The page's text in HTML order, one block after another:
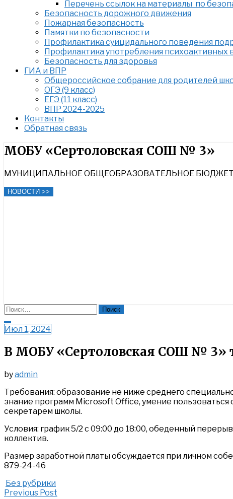
Перечень ссылок на материалы по
Безопасность дорожного движения
Пожарная безопасность
Памятки по безопасности
Профилактика суицидального поведения
Профилактика употребления психоактивных
Безопасность для здоровья
ГИА и ВПР
Общероссийское собрание для родителей
ОГЭ (9 класс)
ЕГЭ (11 класс)
ВПР 2024-2025
Контакты
Обратная связь
Найти:
МОБУ «Сертоловская СОШ № 3»
МУНИЦИПАЛЬНОЕ ОБЩЕОБРАЗОВАТЕЛЬНОЕ
НОВОСТИ >>
Найти:
Close
Search
Июл 1, 2024
В МОБУ «Сертоловская СОШ № 3»
byadmin
Требования: образование не ниже среднего
знание программ Microsoft Office, умение
секретарем школы.
Условия: график 5/2 с 09:00 до 18:00, обеденный
коллектив.
Размер заработной платы обсуждается при личном
879-24-46
Без рубрики
Post
Previous
Previous Post